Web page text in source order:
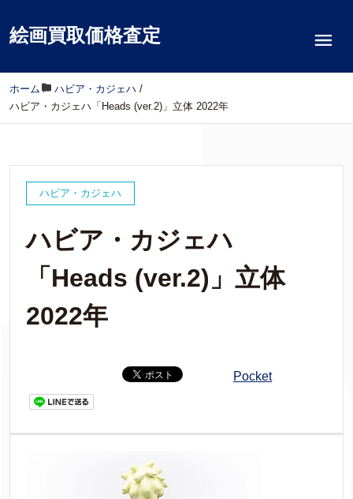
絵画買取価格査定
ホーム / ハビア・カジェハ /
ハビア・カジェハ「Heads (ver.2)」立体 2022年
ハビア・カジェハ
ハビア・カジェハ
「Heads (ver.2)」立体
2022年
Pocket